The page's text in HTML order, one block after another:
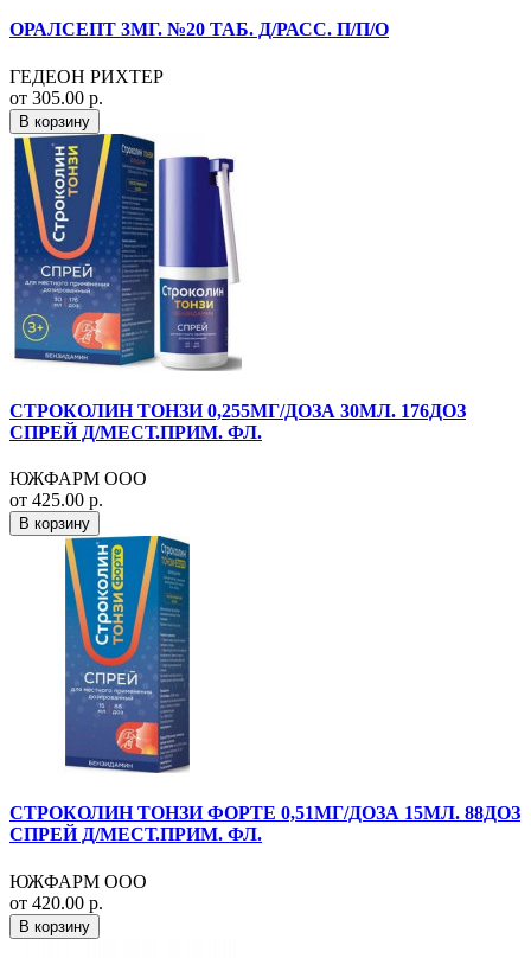
ОРАЛСЕПТ 3МГ. №20 ТАБ. Д/РАСС. П/П/О
ГЕДЕОН РИХТЕР
от 305.00 р.
В корзину
СТРОКОЛИН ТОНЗИ 0,255МГ/ДОЗА 30МЛ. 176ДОЗ
СПРЕЙ Д/МЕСТ.ПРИМ. ФЛ.
ЮЖФАРМ ООО
от 425.00 р.
В корзину
СТРОКОЛИН ТОНЗИ ФОРТЕ 0,51МГ/ДОЗА 15МЛ. 88ДОЗ
СПРЕЙ Д/МЕСТ.ПРИМ. ФЛ.
ЮЖФАРМ ООО
от 420.00 р.
В корзину